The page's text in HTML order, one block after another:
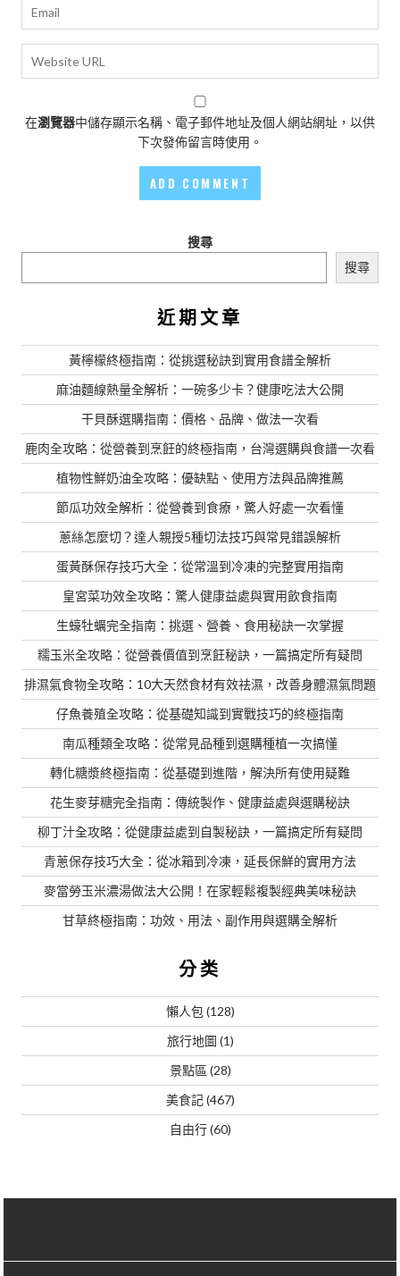
在瀏覽器中儲存顯示名稱、電子郵件地址及個人網站網址，以供
下次發佈留言時使用。
搜尋
搜尋
近期文章
黃檸檬終極指南：從挑選秘訣到實用食譜全解析
麻油麵線熱量全解析：一碗多少卡？健康吃法大公開
干貝酥選購指南：價格、品牌、做法一次看
鹿肉全攻略：從營養到烹飪的終極指南，台灣選購與食譜一次看
植物性鮮奶油全攻略：優缺點、使用方法與品牌推薦
節瓜功效全解析：從營養到食療，驚人好處一次看懂
蔥絲怎麼切？達人親授5種切法技巧與常見錯誤解析
蛋黃酥保存技巧大全：從常溫到冷凍的完整實用指南
皇宮菜功效全攻略：驚人健康益處與實用飲食指南
生蠔牡蠣完全指南：挑選、營養、食用秘訣一次掌握
糯玉米全攻略：從營養價值到烹飪秘訣，一篇搞定所有疑問
排濕氣食物全攻略：10大天然食材有效祛濕，改善身體濕氣問題
仔魚養殖全攻略：從基礎知識到實戰技巧的終極指南
南瓜種類全攻略：從常見品種到選購種植一次搞懂
轉化糖漿終極指南：從基礎到進階，解決所有使用疑難
花生麥芽糖完全指南：傳統製作、健康益處與選購秘訣
柳丁汁全攻略：從健康益處到自製秘訣，一篇搞定所有疑問
青蔥保存技巧大全：從冰箱到冷凍，延長保鮮的實用方法
麥當勞玉米濃湯做法大公開！在家輕鬆複製經典美味秘訣
甘草終極指南：功效、用法、副作用與選購全解析
分类
懶人包 (128)
旅行地圖 (1)
景點區 (28)
美食記(467)
自由行(60)